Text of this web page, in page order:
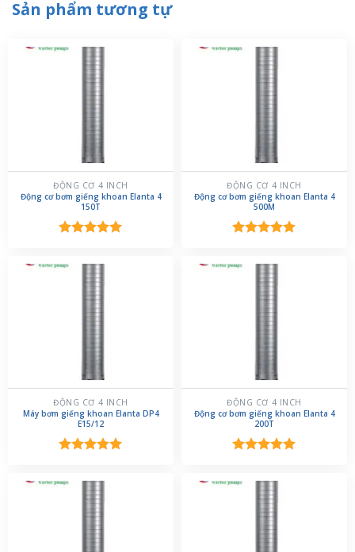
Sản phẩm tương tự
ĐỘNG CƠ 4 INCH
Động cơ bơm giếng khoan Elanta 4
150T
5 sao
ĐỘNG CƠ 4 INCH
Động cơ bơm giếng khoan Elanta 4
500M
5 sao
ĐỘNG CƠ 4 INCH
Máy bơm giếng khoan Elanta DP4
E15/12
5 sao
ĐỘNG CƠ 4 INCH
Động cơ bơm giếng khoan Elanta 4
200T
5 sao